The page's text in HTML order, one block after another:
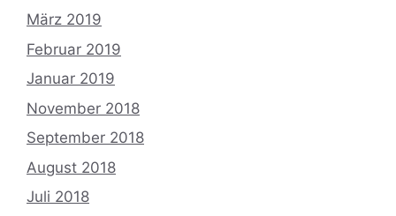
März 2019
Februar 2019
Januar 2019
November 2018
September 2018
August 2018
Juli 2018